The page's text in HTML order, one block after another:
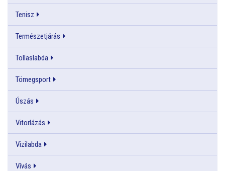
Tenisz
Természetjárás
Tollaslabda
Tömegsport
Úszás
Vitorlázás
Vizilabda
Vívás